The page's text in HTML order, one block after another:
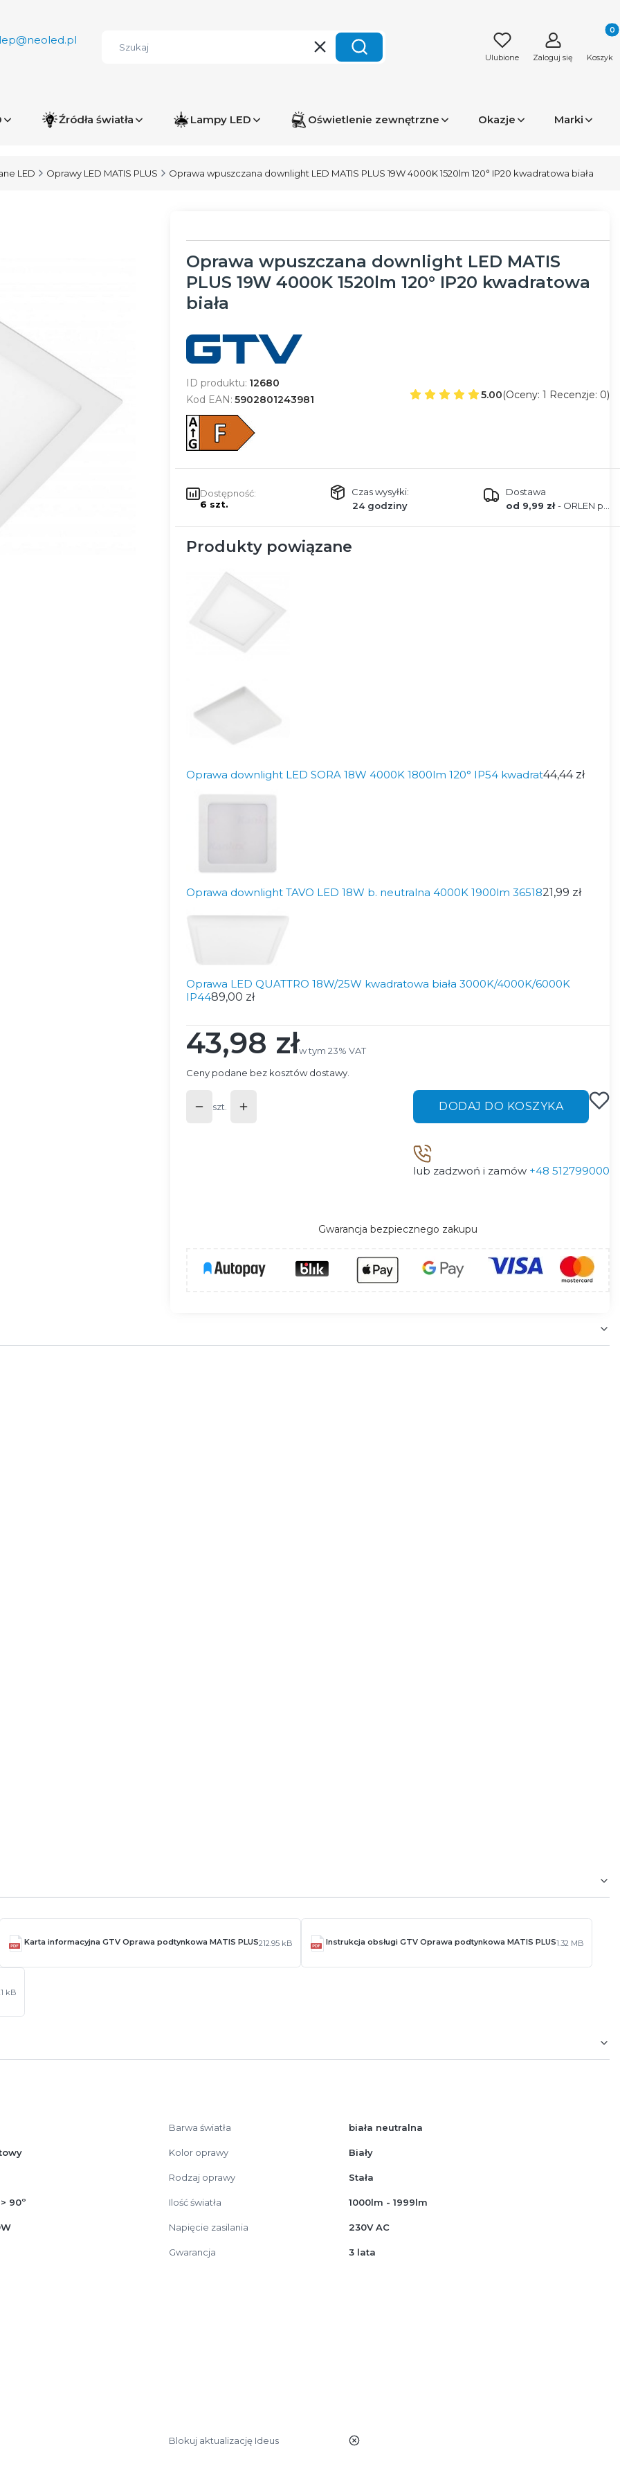
WyczyśćSzukaj Ulubione Zaloguj się Koszyk
Źródła światła Lampy LED Oświetlenie zewnętrzne Okazje Marki
LED Oprawy LED MATIS PLUS Oprawa wpuszczana downlight LED MATIS PLUS 19W 4000K 1520lm 120° IP20 kwadratowa biała
Oprawa wpuszczana downlight LED MATIS
PLUS 19W 4000K 1520lm 120° IP20 kwadratowa
biała
ID produktu: 12680
Kod EAN: 5902801243981 5.00(Oceny: 1 Recenzje: 0)
Dostępność:
6 szt.
Czas wysyłki:
24 godziny
Dostawa
od 9,99 zł- ORLEN paczka
Produkty powiązane
Oprawa downlight LED SORA 18W 4000K 1800lm 120° IP54 kwadrat44,44 zł
Oprawa downlight TAVO LED 18W b. neutralna 4000K 1900lm 3651821,99 zł
Oprawa LED QUATTRO 18W/25W kwadratowa biała 3000K/4000K/6000K
IP4489,00 zł
Cena
43,98 złw tym 23% VAT
w tym 23% VAT
Ceny podane bez kosztów dostawy.
szt. DODAJ DO KOSZYKA
lub zadzwoń i zamów +48 512799000
Gwarancja bezpiecznego zakupu
Karta informacyjna GTV Oprawa podtynkowa MATIS PLUS212.95 kB Instrukcja obsługi GTV Oprawa podtynkowa MATIS PLUS1.32 MB
kB
Barwa światła biała neutralna
Kolor oprawy Biały
Rodzaj oprawy Stała
90º Ilość światła 1000lm - 1999lm
Napięcie zasilania 230V AC
Gwarancja 3 lata
Blokuj aktualizację Ideus nie